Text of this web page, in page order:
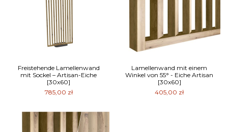
Freistehende Lamellenwand
mit Sockel – Artisan-Eiche
[30x60]
785,00 zł
Lamellenwand mit einem
Winkel von 55° - Eiche Artisan
[30x60]
405,00 zł